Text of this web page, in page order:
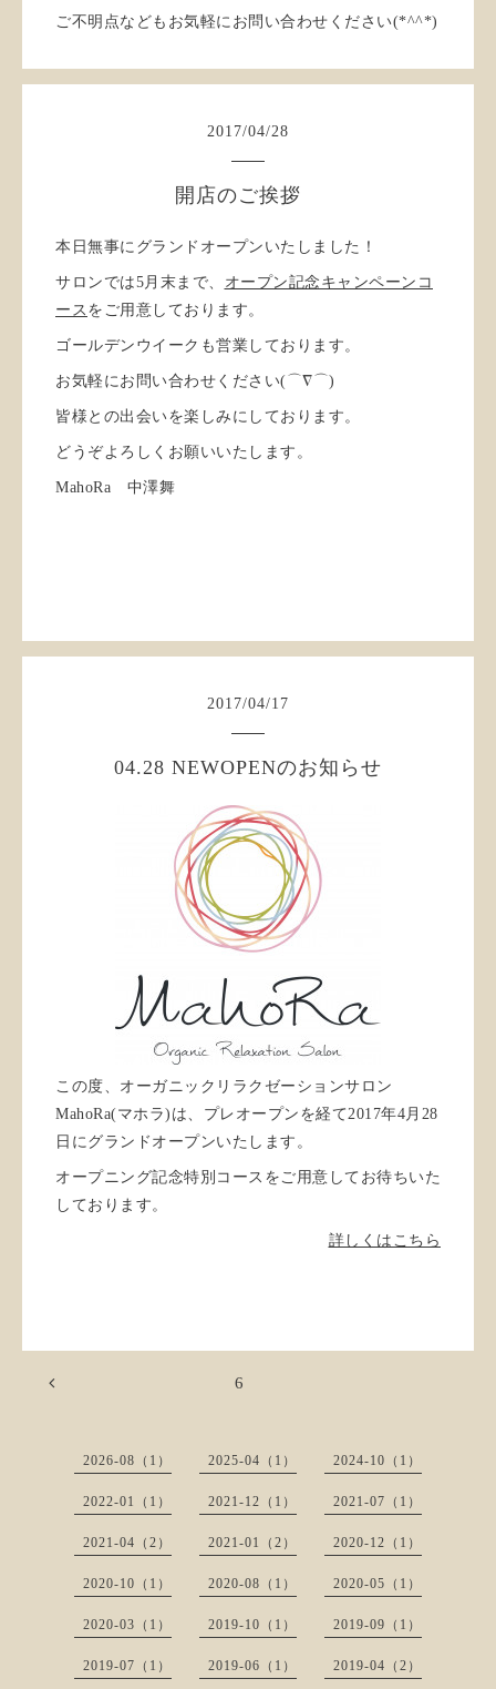
ご不明点などもお気軽にお問い合わせください(*^^*)
2017/04/28
開店のご挨拶
本日無事にグランドオープンいたしました！
サロンでは5月末まで、 オープン記念キャンペーンコ
ース をご用意しております。
ゴールデンウイークも営業しております。
お気軽にお問い合わせください(⌒∇⌒)
皆様との出会いを楽しみにしております。
どうぞよろしくお願いいたします。
MahoRa 中澤舞
2017/04/17
04.28 NEWOPENのお知らせ
この度、オーガニックリラクゼーションサロン
MahoRa(マホラ)は、プレオープンを経て2017年4月28
日にグランドオープンいたします。
オープニング記念特別コースをご用意してお待ちいた
しております。
詳しくはこちら
6
2026-08（1） 2025-04（1） 2024-10（1）
2022-01（1） 2021-12（1） 2021-07（1）
2021-04（2） 2021-01（2） 2020-12（1）
2020-10（1） 2020-08（1） 2020-05（1）
2020-03（1） 2019-10（1） 2019-09（1）
2019-07（1） 2019-06（1） 2019-04（2）